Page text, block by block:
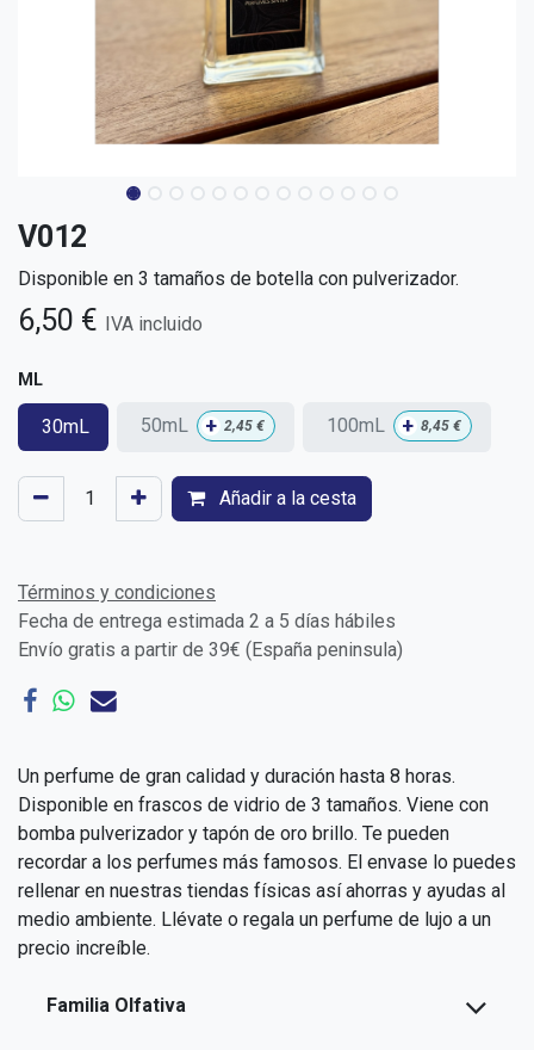
V012
Disponible en 3 tamaños de botella con pulverizador.
6,50 € IVA incluido
ML
30mL 50mL + 2,45 € 100mL + 8,45 €
Añadir a la cesta
Términos y condiciones
Fecha de entrega estimada 2 a 5 días hábiles
Envío gratis a partir de 39€ (España peninsula)
Un perfume de gran calidad y duración hasta 8 horas.
Disponible en frascos de vidrio de 3 tamaños. Viene con
bomba pulverizador y tapón de oro brillo. Te pueden
recordar a los perfumes más famosos. El envase lo puedes
rellenar en nuestras tiendas físicas así ahorras y ayudas al
medio ambiente. Llévate o regala un perfume de lujo a un
precio increíble.
Familia Olfativa